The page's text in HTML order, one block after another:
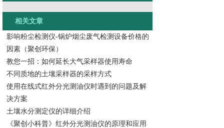
相关文章
影响粉尘检测仪-锅炉烟尘废气检测设备价格的
因素（聚创环保）
教您一招：如何延长大气采样器使用寿命
不同质地的土壤采样器的采样方式
使用在线式红外分光测油仪时遇到的问题及解
决方案
土壤水分测定仪的详细介绍
《聚创小科普》红外分光测油仪的原理和应用